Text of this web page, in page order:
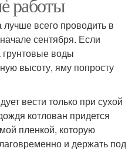
работы
всего проводить в
сентября. Если
грунтовые воды
высоту, яму попросту
вести только при сухой
котлован придется
пленкой, которую
и держать под